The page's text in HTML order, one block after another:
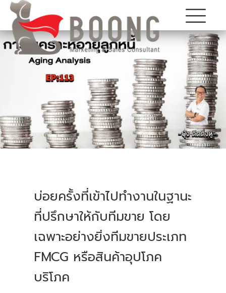
บ่อยครั้งที่เข้าไปทำงานในฐานะ
ที่ปรึกษาให้กับทีมขาย โดย
เฉพาะอย่างยิ่งทีมขายประเภท
FMCG หรือสินค้าอุปโภค
บริโภค